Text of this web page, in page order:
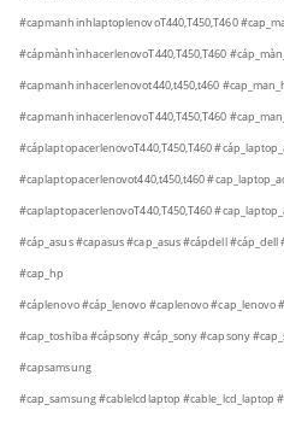
#capmanhinhlaptoplenovoT440,T450,T460
#cápmànhìnhacerlenovoT440,T450,T460
#capmanhinhacerlenovot440,t450,t460
#capmanhinhacerlenovoT440,T450,T460
#cáplaptopacerlenovoT440,T450,T460
#caplaptopacerlenovot440,t450,t460
#caplaptopacerlenovoT440,T450,T460
#cáp_asus#capasus#cap_asus#cápdell#cáp_dell
#cap_hp
#cáplenovo#cáp_lenovo #caplenovo#cap_lenovo
#cap_toshiba#cápsony #cáp_sony#capsony
#capsamsung
#cap_samsung#cablelcdlaptop#cable_lcd_laptop